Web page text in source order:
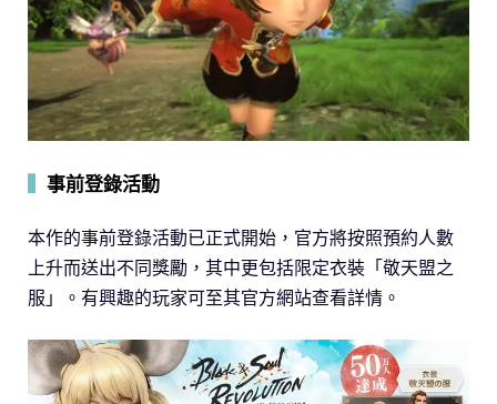
事前登錄活動
本作的事前登錄活動已正式開始，官方將按照預約人數
上升而送出不同獎勵，其中更包括限定衣裝「敬天盟之
服」。有興趣的玩家可至其官方網站查看詳情。